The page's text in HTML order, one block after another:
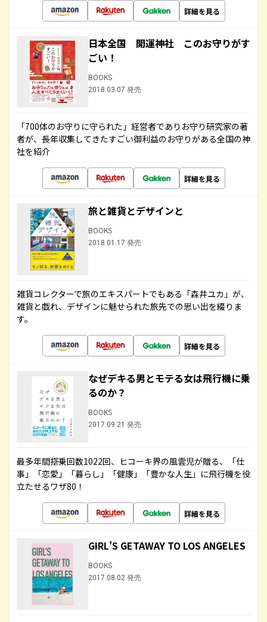
詳細を見る
日本全国 開運神社 このお守りがす
ごい！
BOOKS
2018.03.07 発売
「700体のお守りに守られた」経営者でありお守り研究家の著
者が、長年収集してきたすごい御利益のお守りがある全国の神
社を紹介
詳細を見る
旅と雑貨とデザインと
BOOKS
2018.01.17 発売
雑貨コレクターで旅のエキスパートでもある「森井ユカ」が、
雑貨と戯れ、デザインに魅せられた旅先での思い出を綴りま
す。
詳細を見る
なぜデキる男とモテる女は飛行機に乗
るのか？
BOOKS
2017.09.21 発売
最多年間搭乗回数1022回、ヒコーキ界の風雲児が贈る、「仕
事」「恋愛」「暮らし」「健康」「豊かな人生」に飛行機を役
立たせるワザ80！
詳細を見る
GIRL'S GETAWAY TO LOS ANGELES
BOOKS
2017.08.02 発売